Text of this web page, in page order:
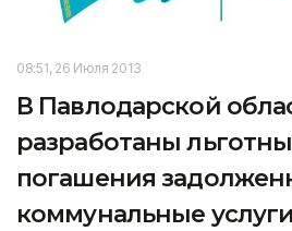
08:51, 26 Июля 2013
В Павлодарской
разработаны
погашения
коммунальные услуги